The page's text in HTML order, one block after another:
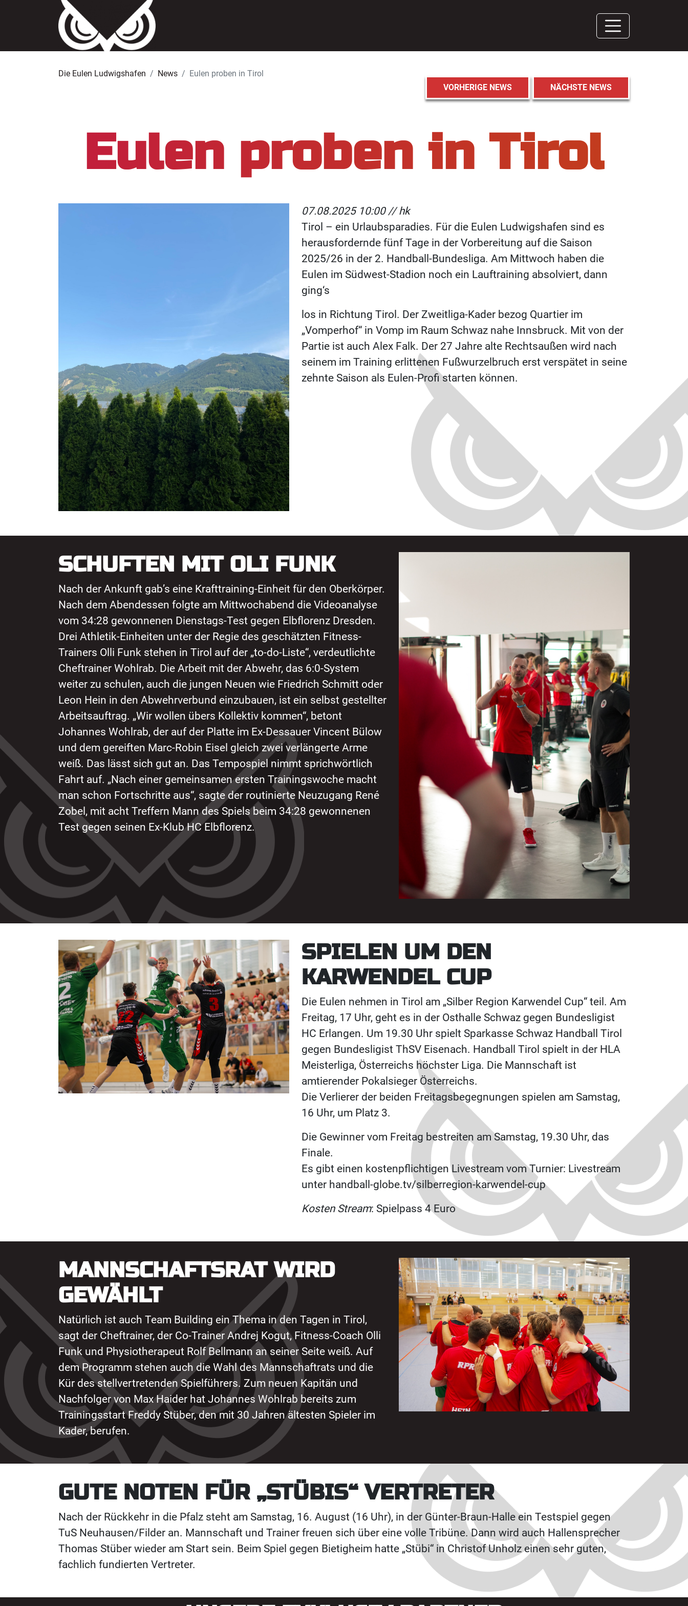
Die Eulen Ludwigshafen News
Eulen proben in Tirol
VORHERIGE NEWS
NÄCHSTE NEWS
Eulen proben in Tirol
07.08.2025 10:00 //hk
Tirol – ein Urlaubsparadies. Für die Eulen Ludwigshafen sind es
herausfordernde fünf Tage in der Vorbereitung auf die Saison
2025/26 in der 2. Handball-Bundesliga. Am Mittwoch haben die
Eulen im Südwest-Stadion noch ein Lauftraining absolviert, dann
ging‘s
los in Richtung Tirol. Der Zweitliga-Kader bezog Quartier im
„Vomperhof“ in Vomp im Raum Schwaz nahe Innsbruck. Mit von der
Partie ist auch Alex Falk. Der 27 Jahre alte Rechtsaußen wird nach
seinem im Training erlittenen Fußwurzelbruch erst verspätet in seine
zehnte Saison als Eulen-Profi starten können.
SCHUFTEN MIT OLI FUNK
Nach der Ankunft gab’s eine Krafttraining-Einheit für den Oberkörper.
Nach dem Abendessen folgte am Mittwochabend die Videoanalyse
vom 34:28 gewonnenen Dienstags-Test gegen Elbflorenz Dresden.
Drei Athletik-Einheiten unter der Regie des geschätzten Fitness-
Trainers Olli Funk stehen in Tirol auf der „to-do-Liste“, verdeutlichte
Cheftrainer Wohlrab. Die Arbeit mit der Abwehr, das 6:0-System
weiter zu schulen, auch die jungen Neuen wie Friedrich Schmitt oder
Leon Hein in den Abwehrverbund einzubauen, ist ein selbst gestellter
Arbeitsauftrag. „Wir wollen übers Kollektiv kommen“, betont
Johannes Wohlrab, der auf der Platte im Ex-Dessauer Vincent Bülow
und dem gereiften Marc-Robin Eisel gleich zwei verlängerte Arme
weiß. Das lässt sich gut an. Das Tempospiel nimmt sprichwörtlich
Fahrt auf. „Nach einer gemeinsamen ersten Trainingswoche macht
man schon Fortschritte aus“, sagte der routinierte Neuzugang René
Zobel, mit acht Treffern Mann des Spiels beim 34:28 gewonnenen
Test gegen seinen Ex-Klub HC Elbflorenz.
SPIELEN UM DEN
KARWENDEL CUP
Die Eulen nehmen in Tirol am „Silber Region Karwendel Cup“ teil. Am
Freitag, 17 Uhr, geht es in der Osthalle Schwaz gegen Bundesligist
HC Erlangen. Um 19.30 Uhr spielt Sparkasse Schwaz Handball Tirol
gegen Bundesligist ThSV Eisenach. Handball Tirol spielt in der HLA
Meisterliga, Österreichs höchster Liga. Die Mannschaft ist
amtierender Pokalsieger Österreichs.
Die Verlierer der beiden Freitagsbegegnungen spielen am Samstag,
16 Uhr, um Platz 3.
Die Gewinner vom Freitag bestreiten am Samstag, 19.30 Uhr, das
Finale.
Es gibt einen kostenpflichtigen Livestream vom Turnier: Livestream
unter handball-globe.tv/silberregion-karwendel-cup
Kosten Stream: Spielpass 4 Euro
MANNSCHAFTSRAT WIRD
GEWÄHLT
Natürlich ist auch Team Building ein Thema in den Tagen in Tirol,
sagt der Cheftrainer, der Co-Trainer Andrej Kogut, Fitness-Coach Olli
Funk und Physiotherapeut Rolf Bellmann an seiner Seite weiß. Auf
dem Programm stehen auch die Wahl des Mannschaftrats und die
Kür des stellvertretenden Spielführers. Zum neuen Kapitän und
Nachfolger von Max Haider hat Johannes Wohlrab bereits zum
Trainingsstart Freddy Stüber, den mit 30 Jahren ältesten Spieler im
Kader, berufen.
GUTE NOTEN FÜR „STÜBIS“ VERTRETER
Nach der Rückkehr in die Pfalz steht am Samstag, 16. August (16 Uhr), in der Günter-Braun-Halle ein Testspiel gegen
TuS Neuhausen/Filder an. Mannschaft und Trainer freuen sich über eine volle Tribüne. Dann wird auch Hallensprecher
Thomas Stüber wieder am Start sein. Beim Spiel gegen Bietigheim hatte „Stübi“ in Christof Unholz einen sehr guten,
fachlich fundierten Vertreter.